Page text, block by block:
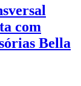
com
Bella